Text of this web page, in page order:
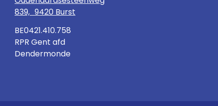
839, 9420 Burst
BE0421.410.758
RPR Gent afd
Dendermonde